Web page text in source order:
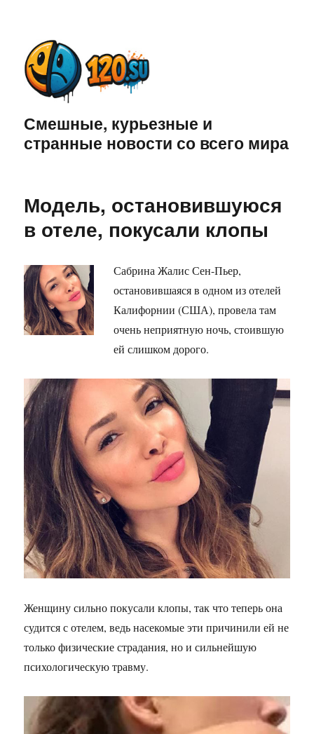
Смешные, курьезные и
странные новости со всего мира
Модель, остановившуюся
в отеле, покусали клопы
Сабрина Жалис Сен-Пьер,
остановившаяся в одном из отелей
Калифорнии (США), провела там
очень неприятную ночь, стоившую
ей слишком дорого.
Женщину сильно покусали клопы, так что теперь она
судится с отелем, ведь насекомые эти причинили ей не
только физические страдания, но и сильнейшую
психологическую травму.